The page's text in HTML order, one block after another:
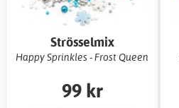
Strösselmix
Happy Sprinkles - Frost Queen
99 kr